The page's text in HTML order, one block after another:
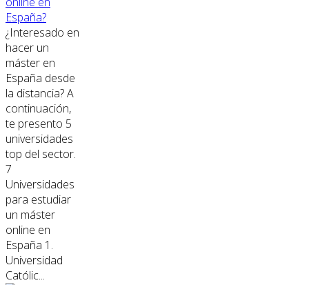
España?
¿Interesado en
hacer un
máster en
España desde
la distancia? A
continuación,
te presento 5
universidades
top del sector.
7
Universidades
para estudiar
un máster
online en
España 1.
Universidad
Católic...